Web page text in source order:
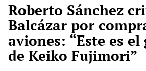
Roberto Sánchez
Balcázar por
aviones: “Este es
de Keiko Fujimori”